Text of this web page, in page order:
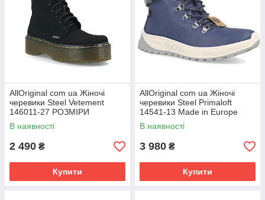
AllOriginal com ua Жіночі
черевики Steel Vetement
146011-27 РОЗМІРИ
ЗАПИТУЙТЕ
В наявності
2 490 ₴
Купити
AllOriginal com ua Жіночі
черевики Steel Primaloft
14541-13 Made in Europe
РОЗМІРИ ЗАПИТУЙТЕ
В наявності
3 980 ₴
Купити